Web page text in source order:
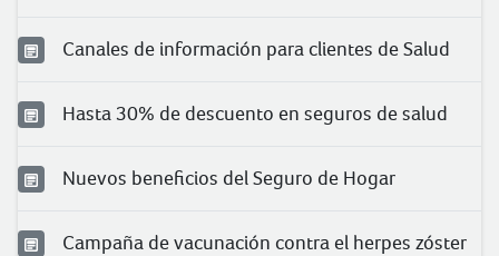
Canales de información para clientes de Salud
Hasta 30% de descuento en seguros de salud
Nuevos beneficios del Seguro de Hogar
Campaña de vacunación contra el herpes zóster